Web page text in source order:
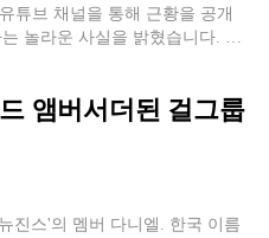
튜브 채널을 통해 근황을 공개
놀라운 사실을 밝혔습니다. 평
앰버서더된 걸그룹
진스'의 멤버 다니엘. 한국 이름